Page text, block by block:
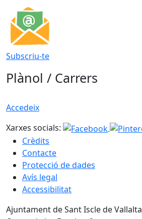
Subscriu-te
Plànol / Carrers
Accedeix
Xarxes socials:
Crèdits
Contacte
Protecció de dades
Avís legal
Accessibilitat
Ajuntament de Sant Iscle de Vallalta